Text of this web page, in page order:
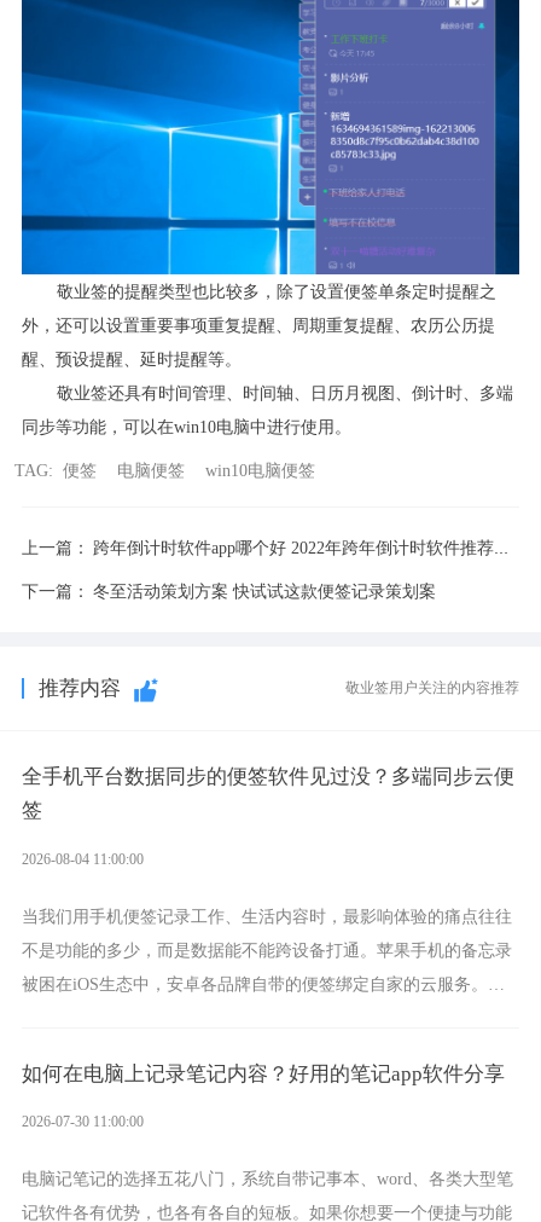
敬业签的提醒类型也比较多，除了设置便签单条定时提醒之
外，还可以设置重要事项重复提醒、周期重复提醒、农历公历提
醒、预设提醒、延时提醒等。
敬业签还具有时间管理、时间轴、日历月视图、倒计时、多端
同步等功能，可以在win10电脑中进行使用。
TAG: 便签 电脑便签 ​win10电脑便签
上一篇： 跨年倒计时软件app哪个好 2022年跨年倒计时软件推荐云便签
下一篇： 冬至活动策划方案 快试试这款便签记录策划案
推荐内容 敬业签用户关注的内容推荐
全手机平台数据同步的便签软件见过没？多端同步云便
签
2026-08-04 11:00:00
当我们用手机便签记录工作、生活内容时，最影响体验的痛点往往
不是功能的多少，而是数据能不能跨设备打通。苹果手机的备忘录
被困在iOS生态中，安卓各品牌自带的便签绑定自家的云服务。而
如何在电脑上记录笔记内容？好用的笔记app软件分享
2026-07-30 11:00:00
电脑记笔记的选择五花八门，系统自带记事本、word、各类大型笔
记软件各有优势，也各有各自的短板。如果你想要一个便捷与功能